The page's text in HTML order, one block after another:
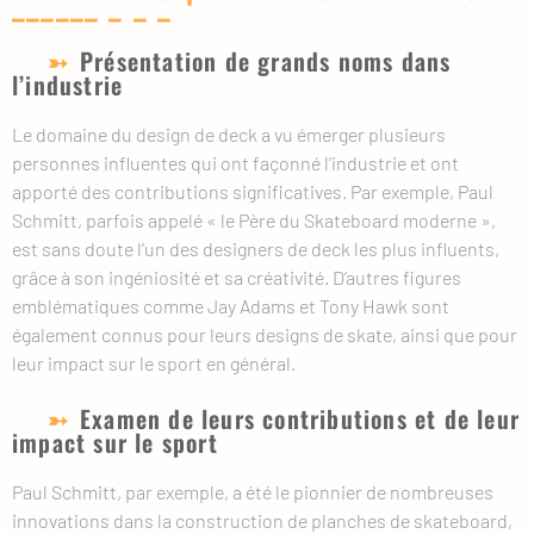
Présentation de grands noms dans
l’industrie
Le domaine du design de deck a vu émerger plusieurs
personnes influentes qui ont façonné l’industrie et ont
apporté des contributions significatives. Par exemple, Paul
Schmitt, parfois appelé « le Père du Skateboard moderne »,
est sans doute l’un des designers de deck les plus influents,
grâce à son ingéniosité et sa créativité. D’autres figures
emblématiques comme Jay Adams et Tony Hawk sont
également connus pour leurs designs de skate, ainsi que pour
leur impact sur le sport en général.
Examen de leurs contributions et de leur
impact sur le sport
Paul Schmitt, par exemple, a été le pionnier de nombreuses
innovations dans la construction de planches de skateboard,